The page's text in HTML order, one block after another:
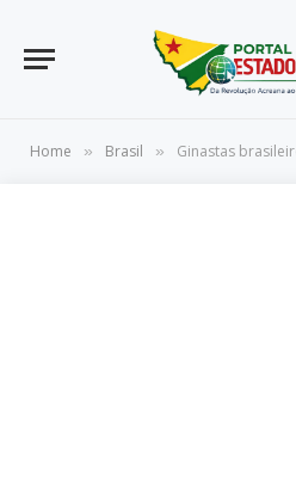
Home » Brasil » Ginastas brasileiros